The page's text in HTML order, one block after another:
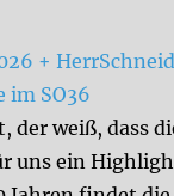
+
im SO36
der weiß, dass
uns ein